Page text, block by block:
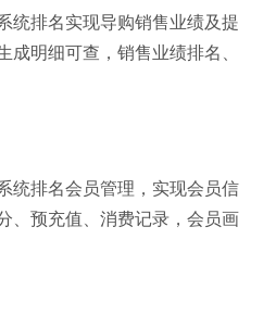
统排名实现导购销售业绩及提
成明细可查，销售业绩排名、
统排名会员管理，实现会员信
、预充值、消费记录，会员画